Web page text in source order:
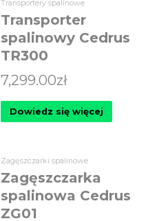
Transportery spalinowe
Transporter
spalinowy Cedrus
TR300
7,299.00zł
Dowiedz się więcej
Zagęszczarki spalinowe
Zagęszczarka
spalinowa Cedrus
ZG01